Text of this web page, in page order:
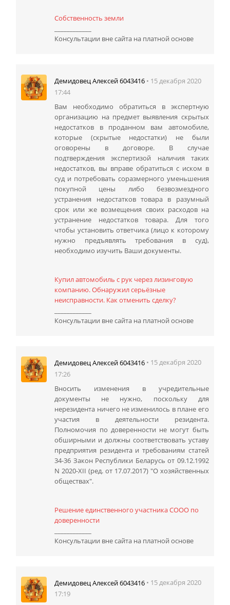
Собственность земли
Консультации вне сайта на платной основе
Демидовец Алексей 6043416 • 15 декабря 2020
17:44
Вам необходимо обратиться в экспертную
организацию на предмет выявления скрытых
недостатков в проданном вам автомобиле,
которые (скрытые недостатки) не были
оговорены в договоре. В случае
подтверждения экспертизой наличия таких
недостатков, вы вправе обратиться с иском в
суд и потребовать соразмерного уменьшения
покупной цены либо безвозмездного
устранения недостатков товара в разумный
срок или же возмещения своих расходов на
устранение недостатков товара. Для того
чтобы установить ответчика (лицо к которому
нужно предъявлять требования в суд),
необходимо изучить Ваши документы.
Купил автомобиль с рук через лизинговую
компанию. Обнаружил серьёзные
неисправности. Как отменить сделку?
Консультации вне сайта на платной основе
Демидовец Алексей 6043416 • 15 декабря 2020
17:26
Вносить изменения в учредительные
документы не нужно, поскольку для
нерезидента ничего не изменилось в плане его
участия в деятельности резидента.
Полномочия по доверенности не могут быть
обширными и должны соответствовать уставу
предприятия резидента и требованиям статей
34-36 Закон Республики Беларусь от 09.12.1992
N 2020-XII (ред. от 17.07.2017) "О хозяйственных
обществах".
Решение единственного участника СООО по
доверенности
Консультации вне сайта на платной основе
Демидовец Алексей 6043416 • 15 декабря 2020
17:19